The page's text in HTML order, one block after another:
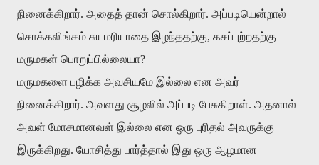
நினைக்கிறார். அதைத் தான் சொல்கிறார். அப்படியென்றால்
சொக்கலிங்கம் சுயமரியாதை இழந்ததற்கு, கசப்புற்றதற்கு
மருமகள் பொறுப்பில்லையா?
மருமகளை பழிக்க அவசியமே இல்லை என அவர்
நினைக்கிறார். அவளது சூழலில் அப்படி பேசுகிறாள். அதனால்
அவள் மோசமானவள் இல்லை என ஒரு புரிதல் அவருக்கு
இருக்கிறது. யோசித்து பார்த்தால் இது ஒரு ஆழமான